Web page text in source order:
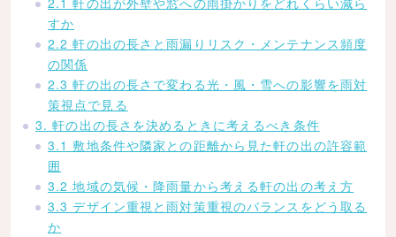
すか
2.2 軒の出の長さと雨漏りリスク・メンテナンス頻度
の関係
2.3 軒の出の長さで変わる光・風・雪への影響を雨対
策視点で見る
3. 軒の出の長さを決めるときに考えるべき条件
3.1 敷地条件や隣家との距離から見た軒の出の許容範
囲
3.2 地域の気候・降雨量から考える軒の出の考え方
3.3 デザイン重視と雨対策重視のバランスをどう取る
か